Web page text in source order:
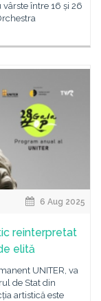
între 16 și 26
6 Aug 2025
reinterpretat
elită
UNITER, va
de Stat din
artistică este